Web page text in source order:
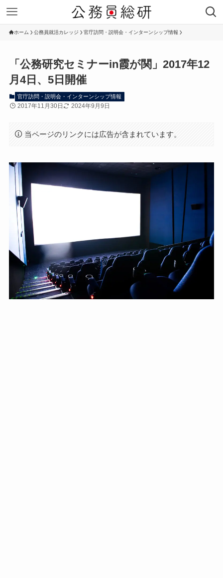
ホーム 公務員就活カレッジ 官庁訪問・説明会・インターンシップ情報
「公務研究セミナーin霞が関」2017年12
月4日、5日開催
官庁訪問・説明会・インターンシップ情報
2017年11月30日 2024年9月9日
当ページのリンクには広告が含まれています。